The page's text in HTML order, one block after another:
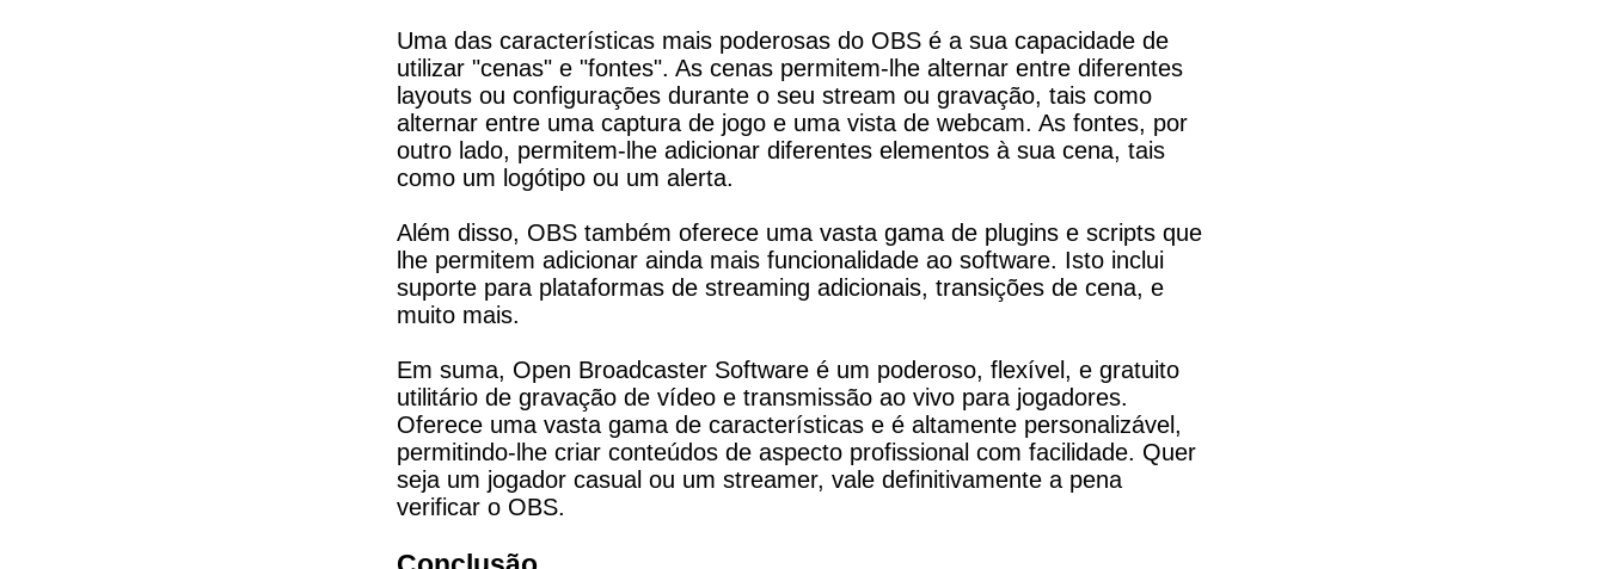
Uma das características mais poderosas do OBS é a sua capacidade de
utilizar "cenas" e "fontes". As cenas permitem-lhe alternar entre diferentes
layouts ou configurações durante o seu stream ou gravação, tais como
alternar entre uma captura de jogo e uma vista de webcam. As fontes, por
outro lado, permitem-lhe adicionar diferentes elementos à sua cena, tais
como um logótipo ou um alerta.
Além disso, OBS também oferece uma vasta gama de plugins e scripts que
lhe permitem adicionar ainda mais funcionalidade ao software. Isto inclui
suporte para plataformas de streaming adicionais, transições de cena, e
muito mais.
Em suma, Open Broadcaster Software é um poderoso, flexível, e gratuito
utilitário de gravação de vídeo e transmissão ao vivo para jogadores.
Oferece uma vasta gama de características e é altamente personalizável,
permitindo-lhe criar conteúdos de aspecto profissional com facilidade. Quer
seja um jogador casual ou um streamer, vale definitivamente a pena
verificar o OBS.